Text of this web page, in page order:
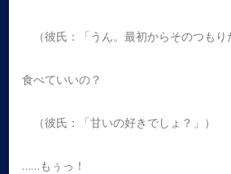
（彼氏：「うん。最初からそのつもり
食べていいの？
（彼氏：「甘いの好きでしょ？」）
……もぅっ！